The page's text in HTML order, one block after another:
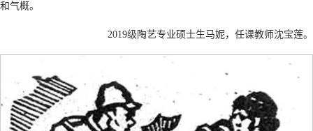
和气概。
2019级陶艺专业硕士生马妮，任课教师沈宝莲。